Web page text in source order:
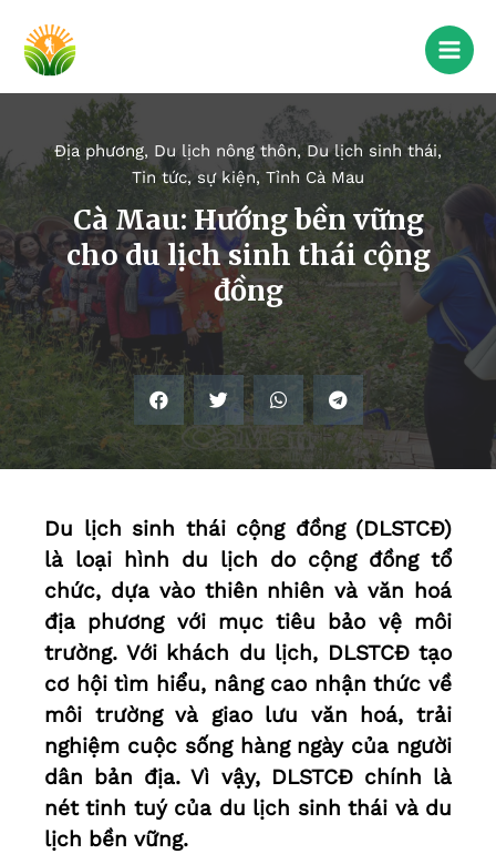
Địa phương, Du lịch nông thôn,Du lịch sinh thái,
Tin tức, sự kiện, Tỉnh Cà Mau
Cà Mau: Hướng bền vững
cho du lịch sinh thái cộng
đồng
Du lịch sinh thái cộng đồng (DLSTCÐ)
là loại hình du lịch do cộng đồng tổ
chức, dựa vào thiên nhiên và văn hoá
địa phương với mục tiêu bảo vệ môi
trường. Với khách du lịch, DLSTCÐ tạo
cơ hội tìm hiểu, nâng cao nhận thức về
môi trường và giao lưu văn hoá, trải
nghiệm cuộc sống hàng ngày của người
dân bản địa. Vì vậy, DLSTCÐ chính là
nét tinh tuý của du lịch sinh thái và du
lịch bền vững.